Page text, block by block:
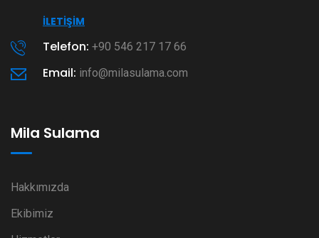
İLETIŞIM
Telefon: +90 546 217 17 66
Email: info@milasulama.com
Mila Sulama
Hakkımızda
Ekibimiz